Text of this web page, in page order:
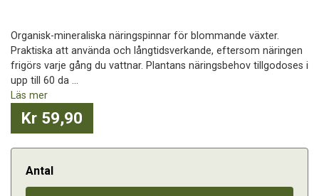
Organisk-mineraliska näringspinnar för blommande växter.
Praktiska att använda och långtidsverkande, eftersom näringen
frigörs varje gång du vattnar. Plantans näringsbehov tillgodoses i
upp till 60 da ...
Läs mer
Kr 59,90
Antal